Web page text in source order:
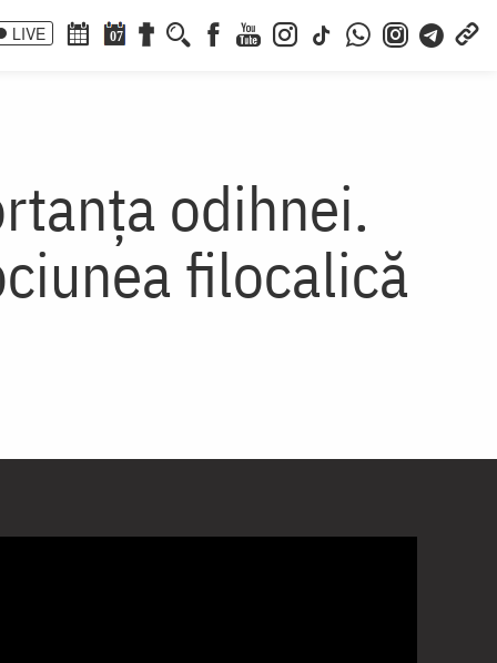
LIVE 07
odihnei.
filocalică